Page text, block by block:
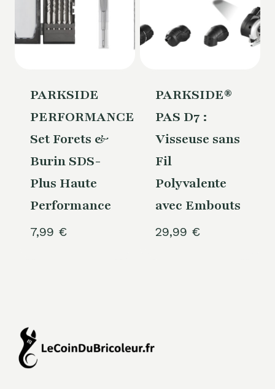
PARKSIDE
PERFORMANCE®
Set Forets &
Burin SDS-
Plus Haute
Performance
7,99 €
PARKSIDE®
PAS D7 :
Visseuse sans
Fil
Polyvalente
avec Embouts
29,99 €